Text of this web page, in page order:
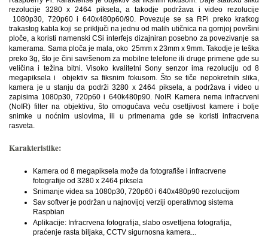
rezolucije 3280 x 2464 piksela, a takodje podržava i video rezolucije
1080p30, 720p60 i 640x480p60/90. Povezuje se sa RPi preko kratkog
trakastog kabla koji se priključi na jednu od malih utičnica na gornjoj površini
ploče, a koristi namenski CSi interfejs dizajniran posebno za povezivanje sa
kamerama. Sama ploča je mala, oko 25mm x 23mm x 9mm. Takodje je teška
preko 3g, što je čini savršenom za mobilne telefone ili druge primene gde su
veličina i težina bitni. Visoko kvalitetni Sony senzor ima rezoluciju od 8
megapiksela i objektiv sa fiksnim fokusom. Što se tiče nepokretnih slika,
kamera je u stanju da podrži 3280 x 2464 piksela, a podržava i video u
zapisima 1080p30, 720p60 i 640k480p90. NoIR Kamera nema infracrveni
(NoIR) filter na objektivu, što omogućava veću osetljivost kamere i bolje
snimke u noćnim uslovima, ili u primenama gde se koristi infracrvena
rasveta.
Karakteristike:
Kamera od 8 megapiksela može da fotografiše i infracrvene
fotografije od 3280 x 2464 piksela
Snimanje videa sa 1080p30, 720p60 i 640x480p90 rezolucijom
Sav softver je podržan u najnovijoj verziji operativnog sistema
Raspbian
Aplikacije: Infracrvena fotografija, slabo osvetljena fotografija,
praćenje rasta biljaka, CCTV sigurnosna kamera...